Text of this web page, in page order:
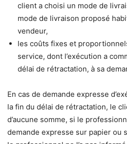
client a choisi un mode de
mode de livraison proposé
vendeur,
les coûts fixes et
service, dont l’exécution a
délai de rétractation, à sa
En cas de demande expresse
la fin du délai de rétractation, le
d’aucune somme, si le
demande expresse sur papier ou